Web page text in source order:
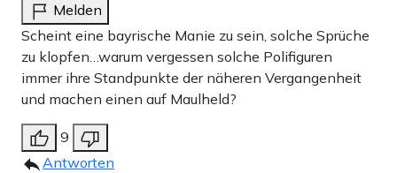
Melden
Scheint eine bayrische Manie zu sein, solche Sprüche
zu klopfen…warum vergessen solche Polifiguren
immer ihre Standpunkte der näheren Vergangenheit
und machen einen auf Maulheld?
9
Antworten